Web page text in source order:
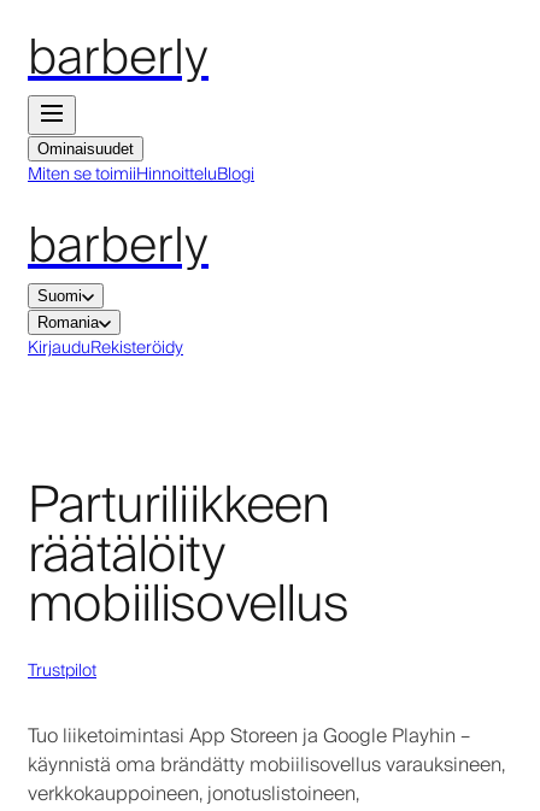
barberly
Ominaisuudet
Miten se toimiiHinnoitteluBlogi
barberly
Suomi
Romania
KirjauduRekisteröidy
Parturiliikkeen
räätälöity
mobiilisovellus
Trustpilot
Tuo liiketoimintasi App Storeen ja Google Playhin –
käynnistä oma brändätty mobiilisovellus varauksineen,
verkkokauppoineen, jonotuslistoineen,